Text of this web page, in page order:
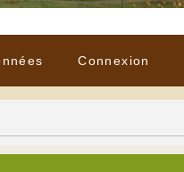
Connexion